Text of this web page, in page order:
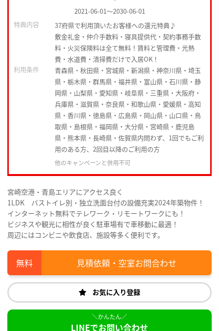
2021-06-01～2030-06-01
特典内容
37府県で利用頂いたお客様への還元特典♪
敷金礼金・仲介手数料・寝具提供代・契約事務手数
料・火災保険料は全て無料！賃料と管理費・光熱
費・水道費・清掃費だけで入居OK！
利用条件
青森県・秋田県・宮城県・新潟県・神奈川県・埼玉
県・栃木県・群馬県・福井県・富山県・石川県・静
岡県・山梨県・愛知県・岐阜県・三重県・大阪府・
兵庫県・滋賀県・奈良県・和歌山県・愛媛県・高知
県・香川県・徳島県・広島県・岡山県・山口県・鳥
取県・島根県・福岡県・大分県・宮崎県・鹿児島
県・熊本県・長崎県・佐賀県内問わず、1回でもご利
用のある方、2回目以降のご利用の方
他のキャンペーンと併用不可
宮崎空港・青島エリアにアクセス良く
1LDK バストイレ別・独立洗面台付の設備充実2024年築物件！
インターネット無料でテレワーク・リモートワークにも！
ビジネスや観光に相性が良く駐車場有で車移動に最適！
周辺にはコンビニや飲食店、施設等多く便利です。
見積依頼・空室お問合わせ
お気に入り登録
LINEでお問い合わせ